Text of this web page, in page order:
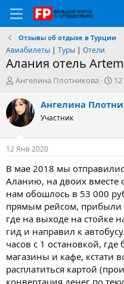
Отзывы об отдыхе в Турции
Авиабилеты | Туры | Отели
Алания отель
А
т
о
р
т
е
м
ы
Ангелина Плотникова
Д
т
а
л
Ангелина
Участник
12 Янв 2020
В мае 2018 мы
Аланию, на двоих вместе
нам обошлось в 53 000
прямым рейсом, прибыли
где на выходе на стойке
гид и направил к
часов с 1 остановкой,
магазины и кафе, кстати
расплатиться картой
конвертация денег по